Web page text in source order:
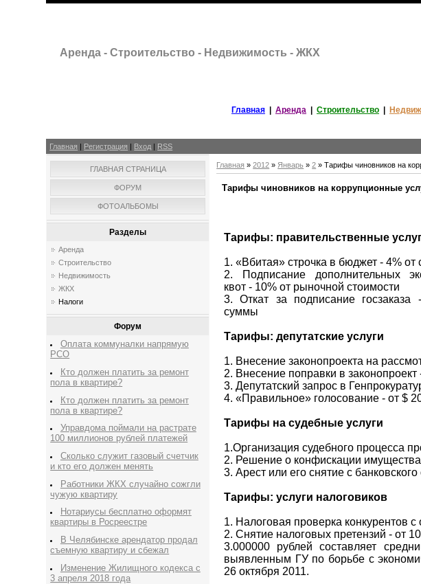
Аренда - Строительство - Недвижимость - ЖКХ
Главная Аренда Строительство
Главная Регистрация Вход RSS
ГЛАВНАЯ СТРАНИЦА
ФОРУМ
ФОТОАЛЬБОМЫ
Разделы
Аренда
Строительство
Недвижимость
ЖКХ
Налоги
Форум
Оплата коммуналки напрямую
РСО
Кто должен платить за ремонт
пола в квартире?
Кто должен платить за ремонт
пола в квартире?
Управдома поймали на растрате
100 миллионов рублей платежей
Сколько служит газовый счетчик
и кто его должен менять
Работники ЖКХ случайно сожгли
чужую квартиру
Нотариусы бесплатно оформят
квартиры в Росреестре
В Челябинске арендатор продал
съемную квартиру и сбежал
Изменение Жилищного кодекса с
3 апреля 2018 года
Главная »2012 » Январь » 2 » Тарифы чиновников на
Тарифы чиновников на коррупционные
Тарифы: правительственные
1. «Вбитая» строчка в бюджет - 4%
2. Подписание дополнительных
квот - 10% от рыночной стоимости
3. Откат за подписание госзаказа
суммы
Тарифы: депутатские услуги
1. Внесение законопроекта на
2. Внесение поправки в законопроект
3. Депутатский запрос в
4. «Правильное» голосование - от $
Тарифы на судебные услуги
1.Организация судебного процесса
2. Решение о конфискации имущества
3. Арест или его снятие с
Тарифы: услуги налоговиков
1. Налоговая проверка конкурентов
2. Снятие налоговых претензий - от
3.000000 рублей составляет
выявленным ГУ по борьбе с
26 октября 2011.